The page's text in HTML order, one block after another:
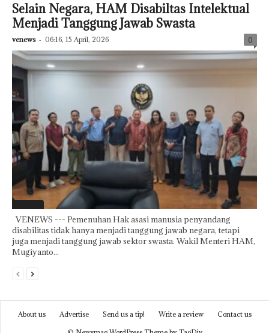
Selain Negara, HAM Disabiltas Intelektual
Menjadi Tanggung Jawab Swasta
venews - 06:16, 15 April, 2026 0
VENEWS --- Pemenuhan Hak asasi manusia penyandang
disabilitas tidak hanya menjadi tanggung jawab negara, tetapi
juga menjadi tanggung jawab sektor swasta. Wakil Menteri HAM,
Mugiyanto...
About us Advertise Send us a tip! Write a review
Contact us